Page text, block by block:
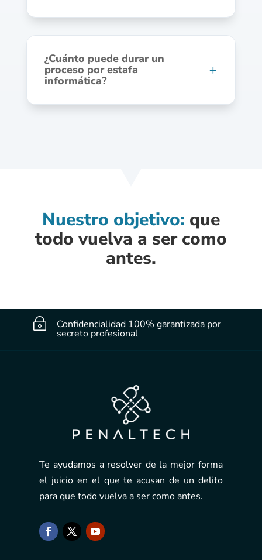
¿Cuánto puede durar un
proceso por estafa
informática?
Nuestro objetivo: que
todo vuelva a ser como
antes.
~ Confidencialidad 100% garantizada por
secreto profesional
Te ayudamos a resolver de la mejor forma
el juicio en el que te acusan de un delito
para que todo vuelva a ser como antes.